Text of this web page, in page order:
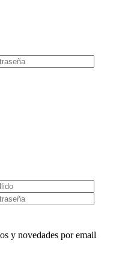
y novedades por email